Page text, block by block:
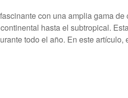
con una amplia gama
hasta el subtropical.
todo el año. En este